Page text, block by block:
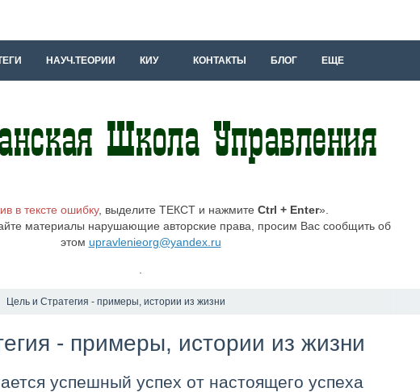
НАУЧ.ТЕОРИИ КИУ КОНТАКТЫ БЛОГ ЕЩЕ
в тексте ошибку, выделите ТЕКСТ и нажмите Ctrl + Enter».
материалы нарушающие авторские права, просим Вас сообщить об
этом upravlenieorg@yandex.ru
Цель и Стратегия - примеры, истории из жизни
- примеры, истории из жизни
успешный успех от настоящего успеха